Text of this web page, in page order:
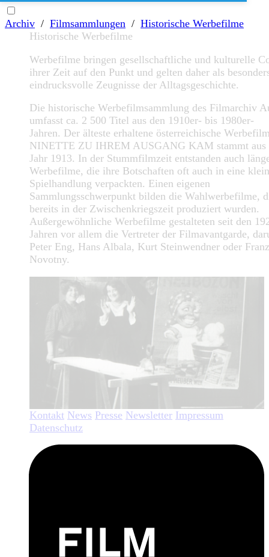
Archiv / Filmsammlungen / Historische Werbefilme
Historische Werbefilme
Werbefilme bringen gesellschaftliche und kulturelle
ihrer Zeit auf den Punkt und gelten daher als
eindrucksvolle Zeugnisse der Alltagsgeschichte.
Die historische Werbefilmsammlung des Filmarchiv
umfasst ca. 2 500 Titel aus den 1910er- bis 1980er-
Jahren. Der älteste erhaltene österreichische
NINETTE ZU IHREM AUSGANG KAM stammt aus
Jahr 1913. In der Stummfilmzeit entstanden auch
Werbefilme, die ihre Botschaften oft auch in eine
Spielhandlung verpackten. Einen eigenen
Sammlungsschwerpunkt bilden die Wahlwerbefilme,
bereits in der Zwischenkriegszeit produziert wurden.
Außergewöhnliche Werbefilme gestalteten seit den
Jahren vor allem die Vertreter der Filmavantgarde,
Peter Eng, Hans Albala, Kurt Steinwendner oder Franz
Novotny.
Kontakt News Presse Newsletter Impressum
Datenschutz